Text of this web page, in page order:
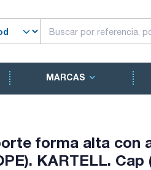
MARCAS
forma alta con
KARTELL. Cap